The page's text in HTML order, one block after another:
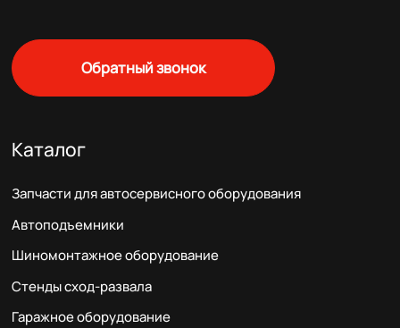
Обратный звонок
Каталог
Запчасти для автосервисного оборудования
Автоподъемники
Шиномонтажное оборудование
Стенды сход-развала
Гаражное оборудование